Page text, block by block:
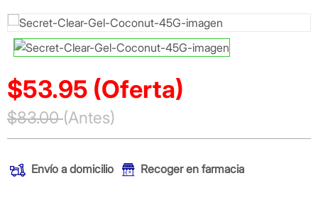
$53.95 (Oferta)
Precio reducido de
$83.00(Antes)
Envío a domicilio Recoger en farmacia